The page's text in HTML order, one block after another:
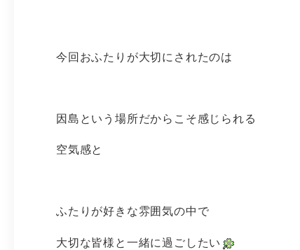
今回おふたりが大切にされたのは
因島という場所だからこそ感じられる
空気感と
ふたりが好きな雰囲気の中で
大切な皆様と一緒に過ごしたい